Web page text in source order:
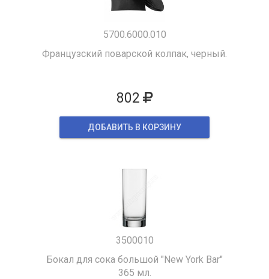
5700.6000.010
Французский поварской колпак, черный.
802
ДОБАВИТЬ В КОРЗИНУ
3500010
Бокал для сока большой "New York Bar"
365 мл.